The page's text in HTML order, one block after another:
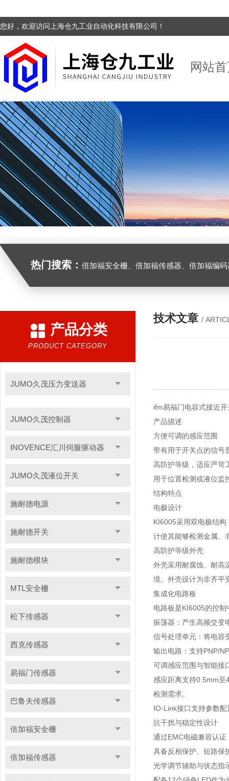
您好，欢迎访问上海仓九工业自动化科技有限公司！
网站
热门搜索： 倍加福安全栅、倍加福传感器、倍加福编码器、倍加福超声波传感器、松下伺服驱动器、松下伺
产品分类
PRODUCT CATEGORY
JUMO久茂压力变送器
JUMO久茂控制器
INOVENCE汇川伺服驱动器
JUMO久茂液位开关
施耐德电源
施耐德开关
施耐德模块
MTL安全栅
松下传感器
西克传感器
易福门传感器
巴鲁夫传感器
倍加福安全栅
倍加福传感器
技术文章 /
ifm易福门电容式接近
产品描述
方便可调的感应范围
带有用于开关点的信号
高防护等级，适应严苛
用于位置检测或液位监
结构特点
电极设计
KI6005采用双电极结
计使其能够检测金属、
高防护等级外壳
外壳采用耐腐蚀、耐高
境。外壳设计为非齐平
集成化电路板
电路板是KI6005的控
振荡器：产生高频交变
信号处理单元：将电容
输出电路：支持PNP/
可调感应范围与智能接
感应距离支持0.5mm至
检测需求。
IO-Link接口支持参数
抗干扰与稳定性设计
通过EMC电磁兼容认
具备反相保护、短路保
光学调节辅助与状态指